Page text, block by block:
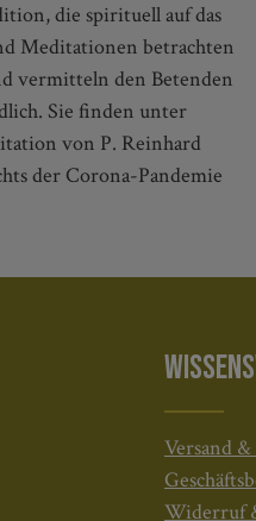
die spirituell auf das
Meditationen betrachten
vermitteln den Betenden
Sie finden unter
von P. Reinhard
der Corona-Pandemie
eine willkommene
Versand
Widerruf